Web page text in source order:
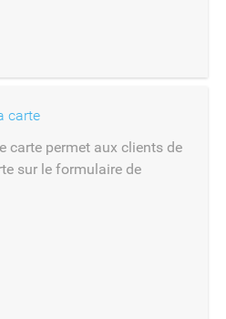
carte
carte permet aux clients de
sur le formulaire de